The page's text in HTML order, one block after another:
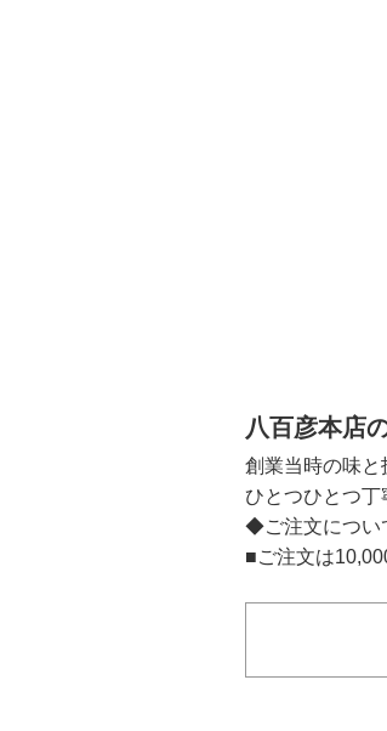
八百彦本店
創業当時の味と
ひとつひとつ丁
◆ご注文につい
■ご注文は